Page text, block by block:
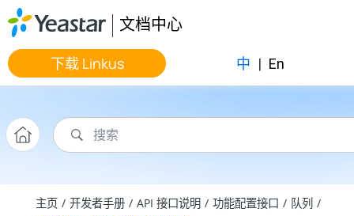
跳转到主要内容
文档中心
下载 Linkus 中 | En
主页 开发者手册 API 接口说明 功能配置接口
队列